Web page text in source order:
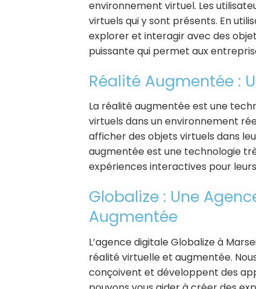
environnement virtuel. Les
virtuels qui y sont présents. En
explorer et interagir avec des
puissante qui permet aux
Réalité Augmentée :
La réalité augmentée est une
virtuels dans un environnement
afficher des objets virtuels dans
augmentée est une technologie
expériences interactives pour
Globalize : Une
Augmentée
L’agence digitale Globalize à
réalité virtuelle et augmentée.
conçoivent et développent des